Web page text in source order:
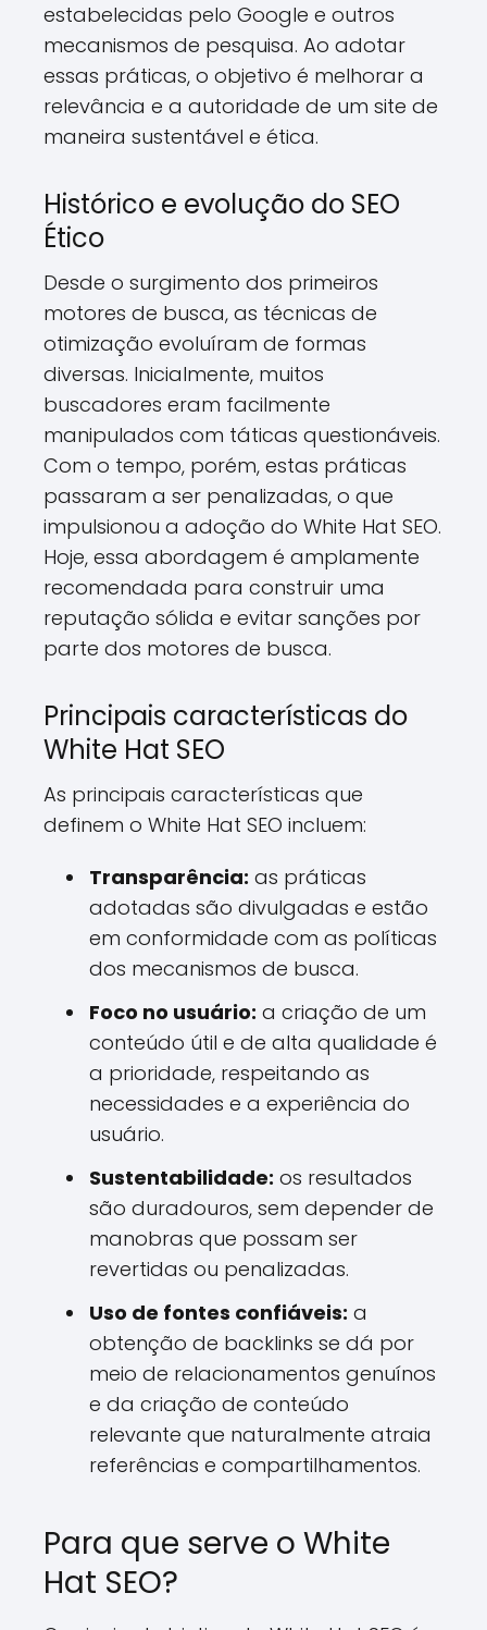
estabelecidas pelo Google e outros
mecanismos de pesquisa. Ao adotar
essas práticas, o objetivo é melhorar a
relevância e a autoridade de um site de
maneira sustentável e ética.
Histórico e evolução do SEO
Ético
Desde o surgimento dos primeiros
motores de busca, as técnicas de
otimização evoluíram de formas
diversas. Inicialmente, muitos
buscadores eram facilmente
manipulados com táticas questionáveis.
Com o tempo, porém, estas práticas
passaram a ser penalizadas, o que
impulsionou a adoção do White Hat SEO.
Hoje, essa abordagem é amplamente
recomendada para construir uma
reputação sólida e evitar sanções por
parte dos motores de busca.
Principais características do
White Hat SEO
As principais características que
definem o White Hat SEO incluem:
Transparência: as práticas
adotadas são divulgadas e estão
em conformidade com as políticas
dos mecanismos de busca.
Foco no usuário: a criação de um
conteúdo útil e de alta qualidade é
a prioridade, respeitando as
necessidades e a experiência do
usuário.
Sustentabilidade: os resultados
são duradouros, sem depender de
manobras que possam ser
revertidas ou penalizadas.
Uso de fontes confiáveis: a
obtenção de backlinks se dá por
meio de relacionamentos genuínos
e da criação de conteúdo
relevante que naturalmente atraia
referências e compartilhamentos.
Para que serve o White
Hat SEO?